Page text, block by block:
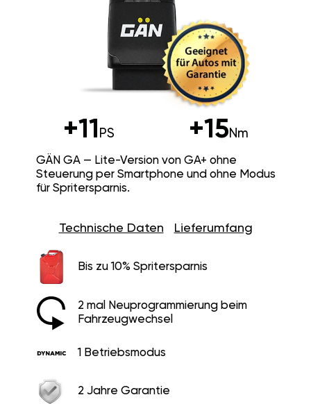
+11 PS +15Nm
GÄN GA — Lite-Version von GA+ ohne
Steuerung per Smartphone und ohne Modus
für Spritersparnis.
Technische Daten Lieferumfang
Bis zu 10% Spritersparnis
2 mal Neuprogrammierung beim
Fahrzeugwechsel
1 Betriebsmodus
2 Jahre Garantie